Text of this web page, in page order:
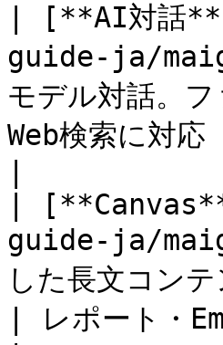
| [**AI対話
guide-ja/
モデル対話。
Web検索に対
|
guide-ja/
した長文コン
| レポート・